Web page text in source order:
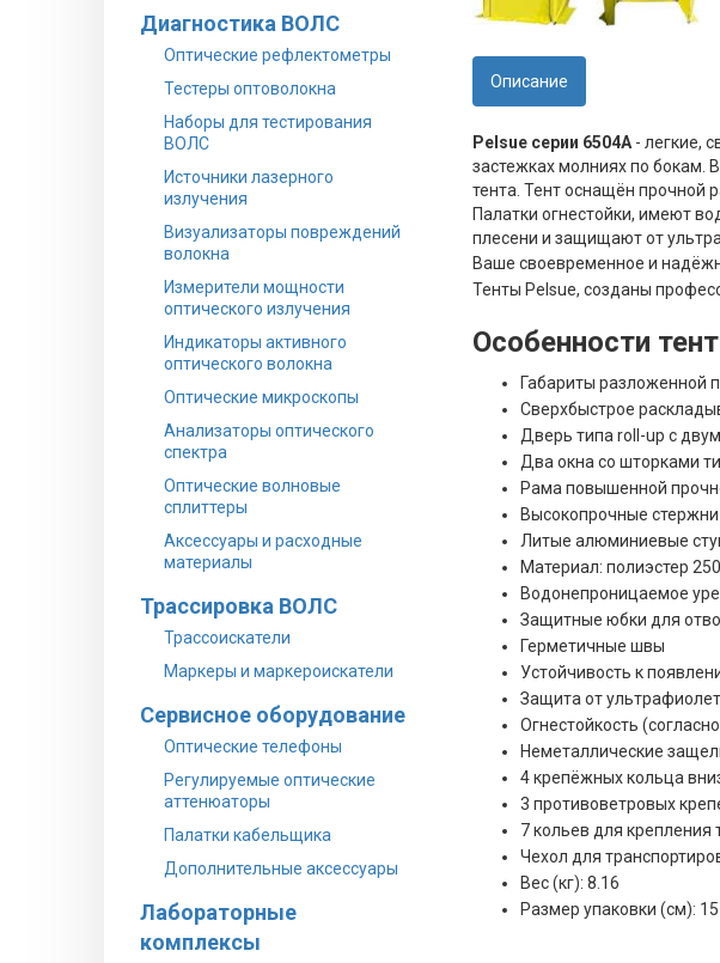
Диагностика ВОЛС
Оптические рефлектометры
Тестеры оптоволокна
Наборы для тестирования
ВОЛС
Источники лазерного
излучения
Визуализаторы повреждений
волокна
Измерители мощности
оптического излучения
Индикаторы активного
оптического волокна
Оптические микроскопы
Анализаторы оптического
спектра
Оптические волновые
сплиттеры
Аксессуары и расходные
материалы
Трассировка ВОЛС
Трассоискатели
Маркеры и маркероискатели
Сервисное оборудование
Оптические телефоны
Регулируемые оптические
аттенюаторы
Палатки кабельщика
Дополнительные аксессуары
Лабораторные
комплексы
Описание
Pelsue серии 6504A- легкие,
застежках молниях по бокам.
тента. Тент оснащён прочной
Палатки огнестойки, имеют
плесени и защищают от
Ваше своевременное и
Тенты Pelsue, созданы
Особенности
Габариты разложенной
Сверхбыстрое
Дверь типа roll-up с
Два окна со шторками
Рама повышенной
Высокопрочные
Литые алюминиевые
Материал: полиэстер
Водонепроницаемое
Защитные юбки для
Герметичные швы
Устойчивость к
Защита от
Огнестойкость
Неметаллические
4 крепёжных кольца
3 противоветровых
7 кольев для крепления
Чехол для
Вес (кг): 8.16
Размер упаковки (см): 15